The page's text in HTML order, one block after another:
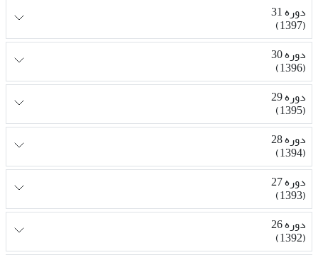
دوره 31
(1397)
دوره 30
(1396)
دوره 29
(1395)
دوره 28
(1394)
دوره 27
(1393)
دوره 26
(1392)